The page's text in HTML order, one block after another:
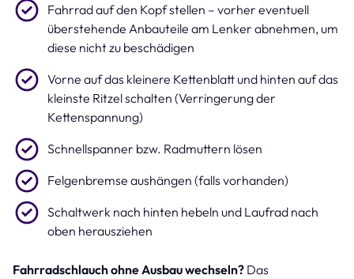
Fahrrad auf den Kopf stellen – vorher eventuell
überstehende Anbauteile am Lenker abnehmen, um
diese nicht zu beschädigen
Vorne auf das kleinere Kettenblatt und hinten auf das
kleinste Ritzel schalten (Verringerung der
Kettenspannung)
Schnellspanner bzw. Radmuttern lösen
Felgenbremse aushängen (falls vorhanden)
Schaltwerk nach hinten hebeln und Laufrad nach
oben herausziehen
Fahrradschlauch ohne Ausbau wechseln? Das